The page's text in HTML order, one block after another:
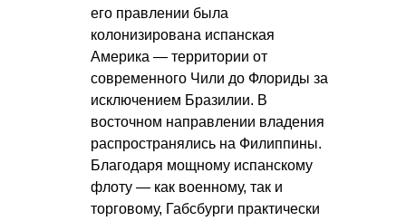
его правлении была
колонизирована испанская
Америка — территории от
современного Чили до Флориды за
исключением Бразилии. В
восточном направлении владения
распространялись на Филиппины.
Благодаря мощному испанскому
флоту — как военному, так и
торговому, Габсбурги практически